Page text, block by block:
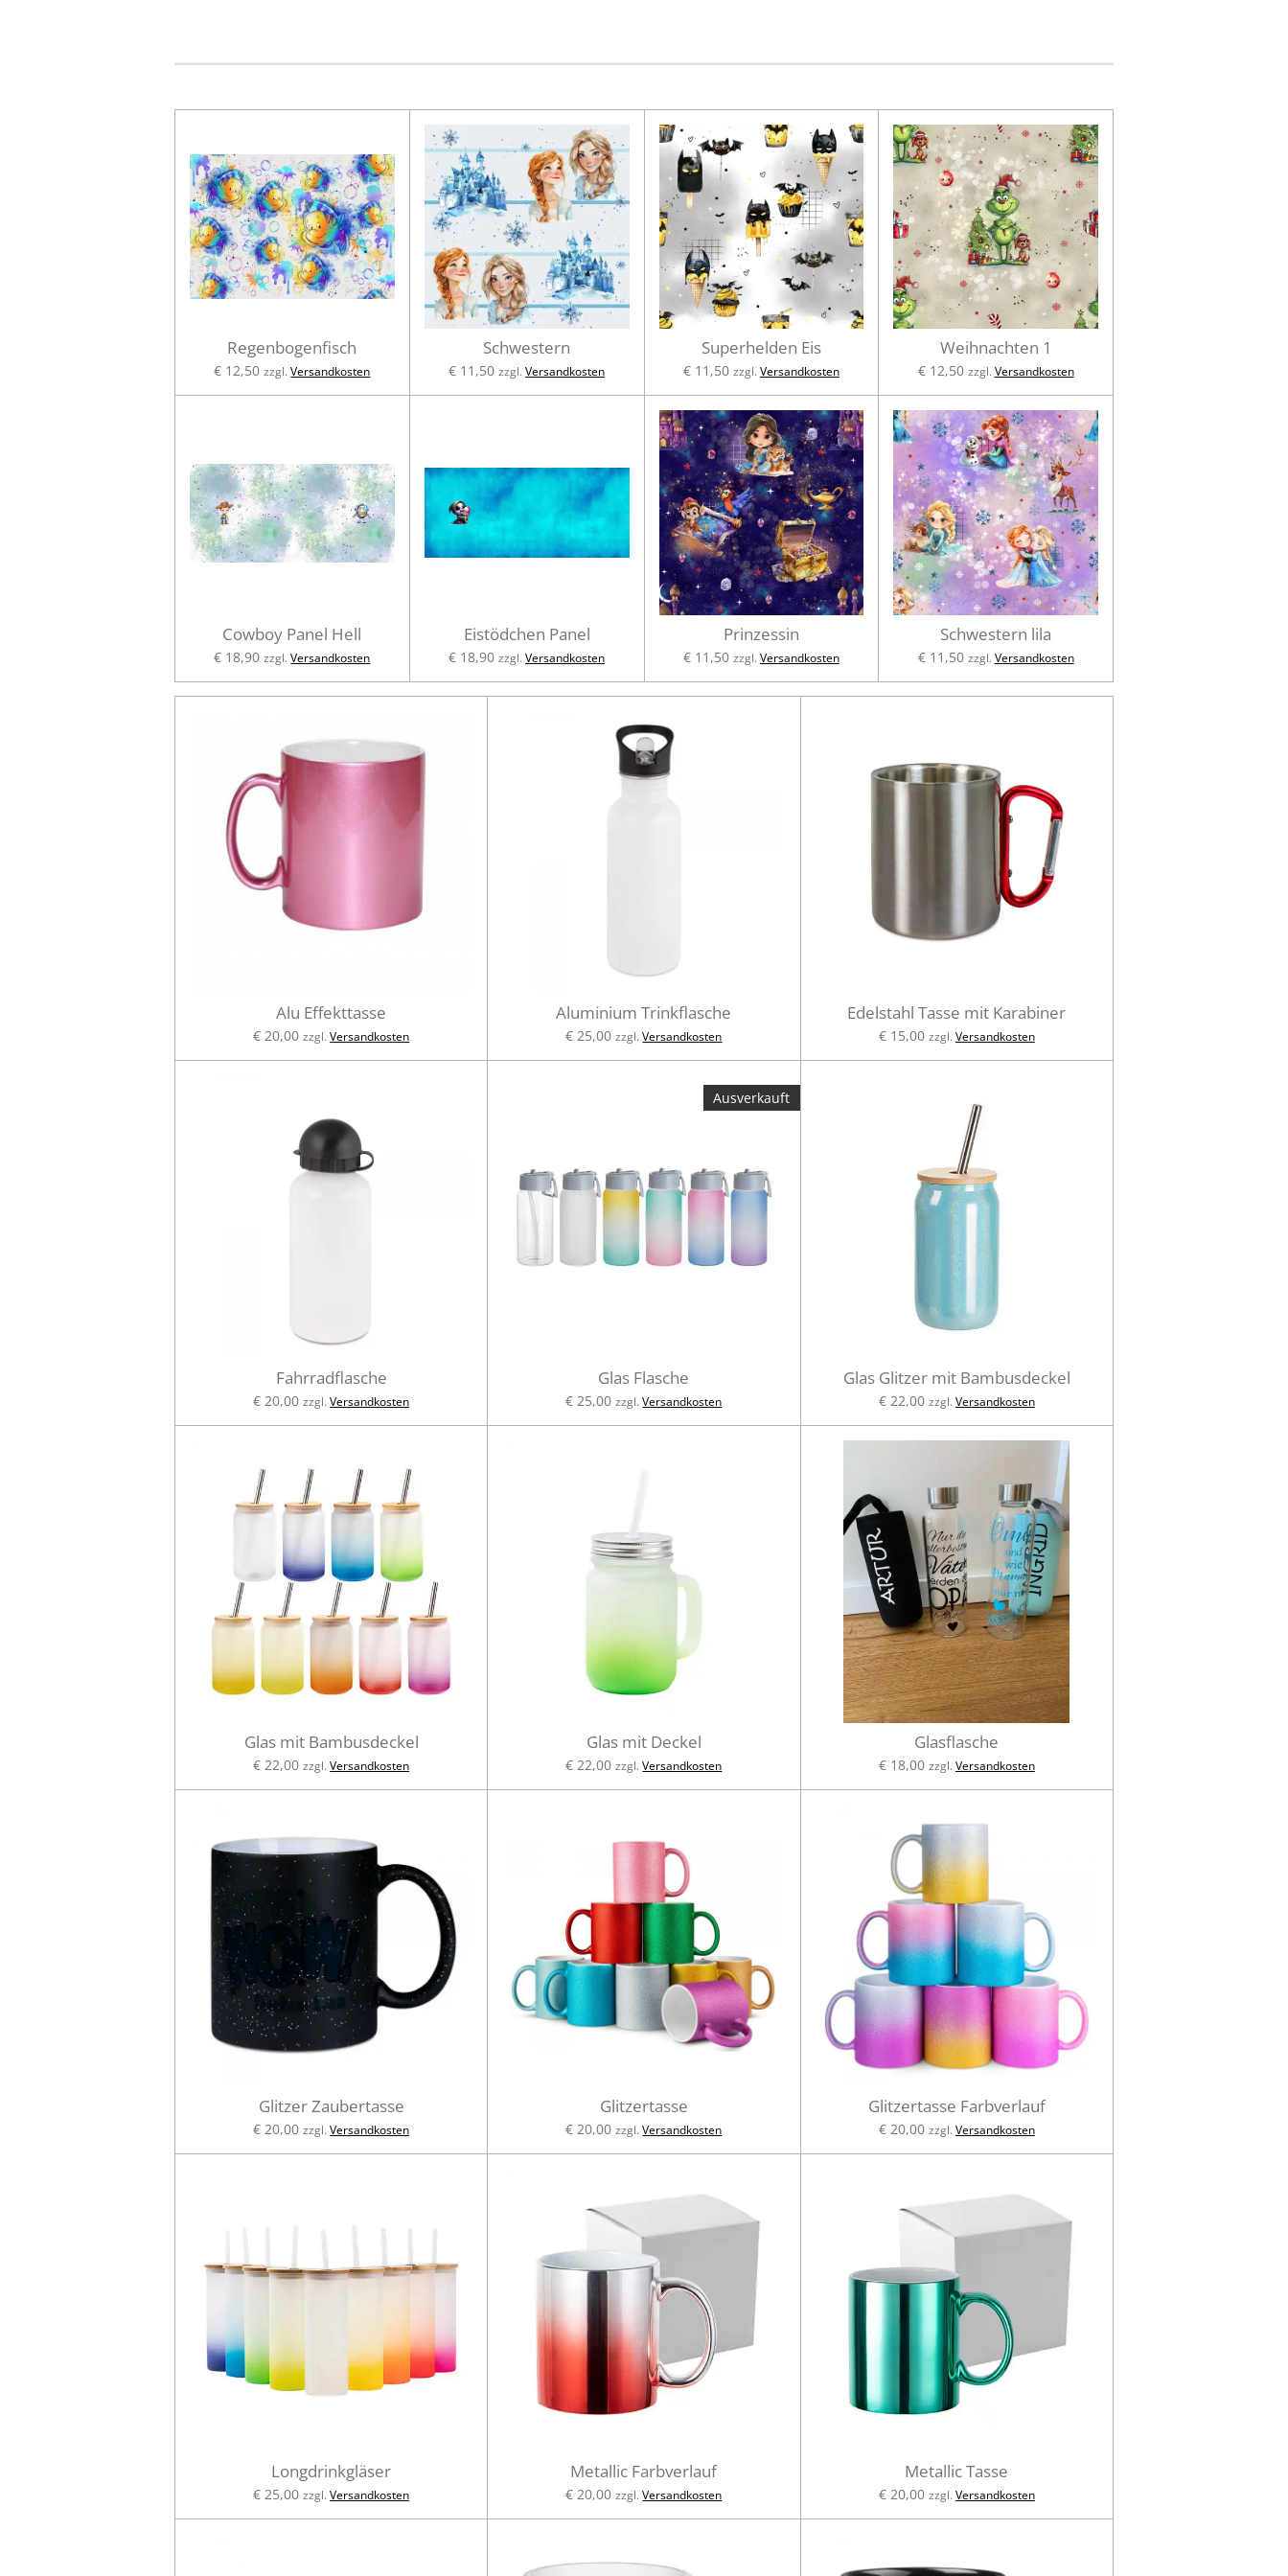
Regenbogenfisch
€ 12,50 zzgl.Versandkosten
Schwestern
€ 11,50 zzgl.Versandkosten
Superhelden Eis
€ 11,50 zzgl. Versandkosten
Weihnachten 1
€ 12,50 zzgl. Versandkosten
Cowboy Panel Hell
€ 18,90 zzgl.Versandkosten
Eistödchen Panel
€ 18,90 zzgl.Versandkosten
Prinzessin
€ 11,50 zzgl. Versandkosten
Schwestern lila
€ 11,50 zzgl. Versandkosten
Alu Effekttasse
€ 20,00 zzgl.Versandkosten
Aluminium Trinkflasche
€ 25,00 zzgl.Versandkosten
Edelstahl Tasse mit Karabiner
€ 15,00 zzgl. Versandkosten
Fahrradflasche
€ 20,00 zzgl.Versandkosten
Ausverkauft
Glas Flasche
€ 25,00 zzgl.Versandkosten
Glas Glitzer mit Bambusdeckel
€ 22,00 zzgl. Versandkosten
Glas mit Bambusdeckel
€ 22,00 zzgl.Versandkosten
Glas mit Deckel
€ 22,00 zzgl.Versandkosten
Glasflasche
€ 18,00 zzgl. Versandkosten
Glitzer Zaubertasse
€ 20,00 zzgl.Versandkosten
Glitzertasse
€ 20,00 zzgl.Versandkosten
Glitzertasse Farbverlauf
€ 20,00 zzgl. Versandkosten
Longdrinkgläser
€ 25,00 zzgl.Versandkosten
Metallic Farbverlauf
€ 20,00 zzgl.Versandkosten
Metallic Tasse
€ 20,00 zzgl. Versandkosten